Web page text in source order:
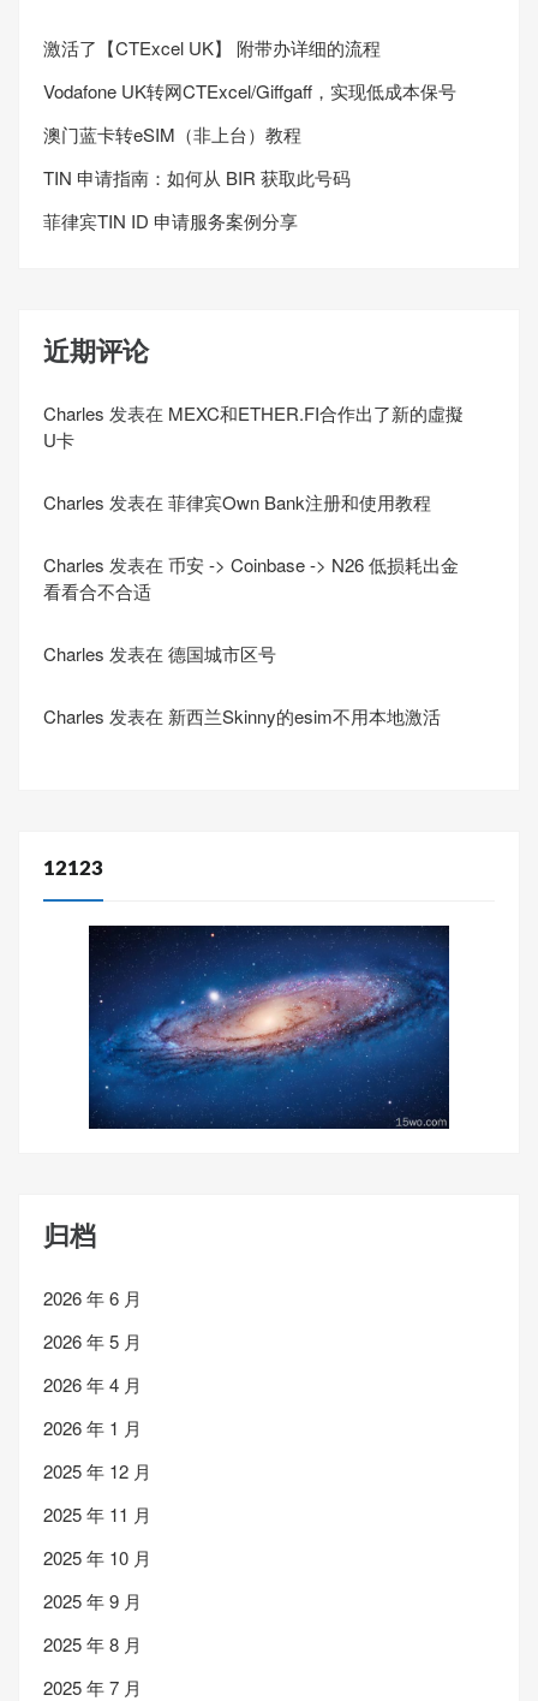
激活了【CTExcel UK】 附带办详细的流程
Vodafone UK转网CTExcel/Giffgaff，实现低成本保号
澳门蓝卡转eSIM（非上台）教程
TIN 申请指南：如何从 BIR 获取此号码
菲律宾TIN ID 申请服务案例分享
近期评论
Charles 发表在 MEXC和ETHER.FI合作出了新的虛擬
U卡
Charles 发表在 菲律宾Own Bank注册和使用教程
Charles 发表在 币安 -> Coinbase -> N26 低损耗出金
看看合不合适
Charles 发表在 德国城市区号
Charles 发表在 新西兰Skinny的esim不用本地激活
12123
归档
2026 年 6 月
2026 年 5 月
2026 年 4 月
2026 年 1 月
2025 年 12 月
2025 年 11 月
2025 年 10 月
2025 年 9 月
2025 年 8 月
2025 年 7 月